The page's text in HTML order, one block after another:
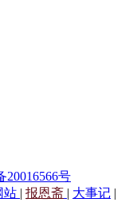
20016566号
站 | 报恩斋 | 大事记 |